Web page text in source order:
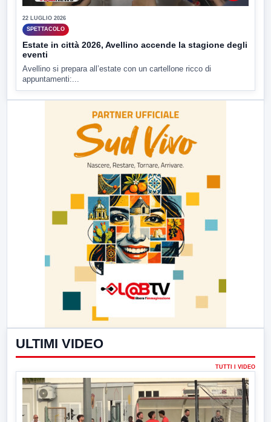
22 LUGLIO 2026
SPETTACOLO
Estate in città 2026, Avellino accende la stagione degli
eventi
Avellino si prepara all’estate con un cartellone ricco di
appuntamenti:...
ULTIMI VIDEO
TUTTI I VIDEO